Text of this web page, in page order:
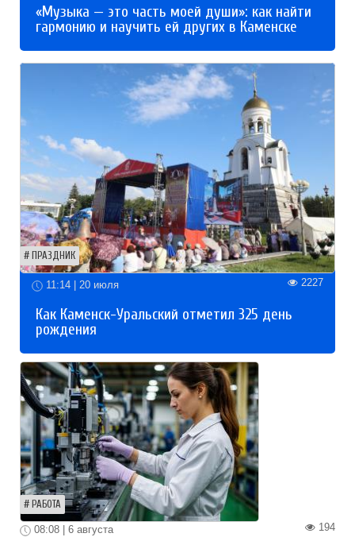
«Музыка — это часть моей души»: как найти
гармонию и научить ей других в Каменске
ПРАЗДНИК
11:14 | 20 июля 2227
Как Каменск-Уральский отметил 325 день
рождения
РАБОТА
194
08:08 | 6 августа